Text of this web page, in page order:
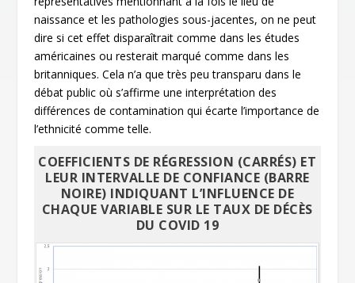
naissance et les pathologies sous-jacentes, on ne peut
dire si cet effet disparaîtrait comme dans les études
américaines ou resterait marqué comme dans les
britanniques. Cela n’a que très peu transparu dans le
débat public où s’affirme une interprétation des
différences de contamination qui écarte l’importance de
l’ethnicité comme telle.
COEFFICIENTS DE RÉGRESSION (CARRÉS) ET
LEUR INTERVALLE DE CONFIANCE (BARRE
NOIRE) INDIQUANT L’INFLUENCE DE
CHAQUE VARIABLE SUR LE TAUX DE DÉCÈS
DU COVID 19